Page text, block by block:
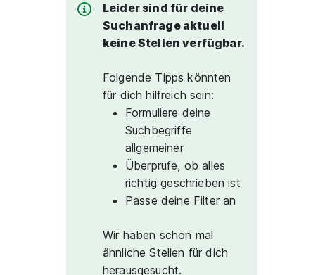
Leider sind für deine
Suchanfrage aktuell
keine Stellen verfügbar.
Folgende Tipps könnten
für dich hilfreich sein:
Formuliere deine
Suchbegriffe
allgemeiner
Überprüfe, ob alles
richtig geschrieben ist
Passe deine Filter an
Wir haben schon mal
ähnliche Stellen für dich
herausgesucht.